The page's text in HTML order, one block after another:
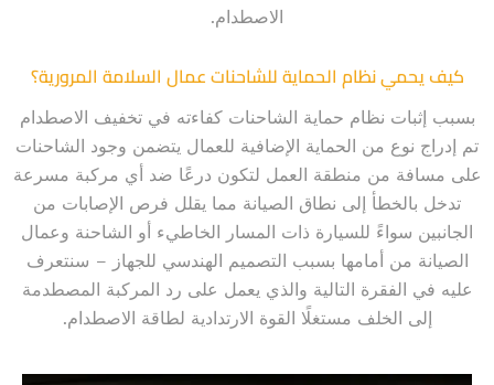
الاصطدام.
كيف يحمي نظام الحماية للشاحنات عمال السلامة المرورية؟
بسبب إثبات نظام حماية الشاحنات كفاءته في تخفيف الاصطدام
تم إدراج نوع من الحماية الإضافية للعمال يتضمن وجود الشاحنات
على مسافة من منطقة العمل لتكون درعًا ضد أي مركبة مسرعة
تدخل بالخطأ إلى نطاق الصيانة مما يقلل فرص الإصابات من
الجانبين سواءً للسيارة ذات المسار الخاطيء أو الشاحنة وعمال
الصيانة من أمامها بسبب التصميم الهندسي للجهاز – سنتعرف
عليه في الفقرة التالية والذي يعمل على رد المركبة المصطدمة
إلى الخلف مستغلًا القوة الارتدادية لطاقة الاصطدام.